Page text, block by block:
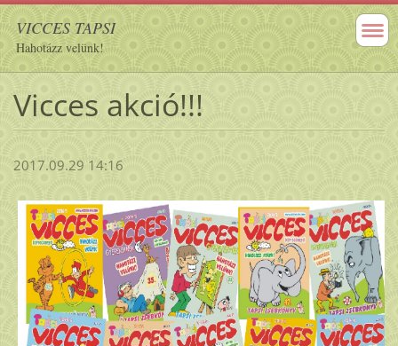
VICCES TAPSI
Hahotázz velünk!
Vicces akció!!!
2017.09.29 14:16